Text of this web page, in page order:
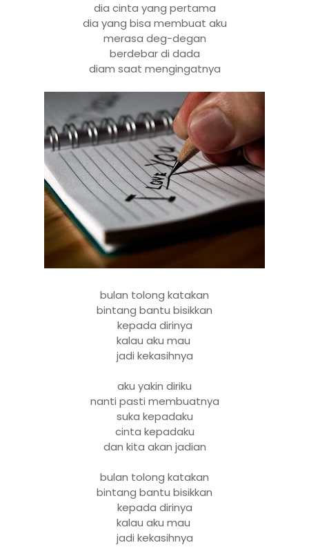
dia cinta yang pertama
dia yang bisa membuat aku
merasa deg-degan
berdebar di dada
diam saat mengingatnya
bulan tolong katakan
bintang bantu bisikkan
kepada dirinya
kalau aku mau
jadi kekasihnya
aku yakin diriku
nanti pasti membuatnya
suka kepadaku
cinta kepadaku
dan kita akan jadian
bulan tolong katakan
bintang bantu bisikkan
kepada dirinya
kalau aku mau
jadi kekasihnya